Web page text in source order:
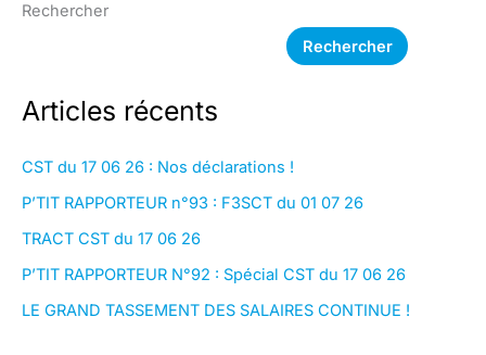
Rechercher
Rechercher
Articles récents
CST du 17 06 26 : Nos déclarations !
P’TIT RAPPORTEUR n°93 : F3SCT du 01 07 26
TRACT CST du 17 06 26
P’TIT RAPPORTEUR N°92 : Spécial CST du 17 06 26
LE GRAND TASSEMENT DES SALAIRES CONTINUE !